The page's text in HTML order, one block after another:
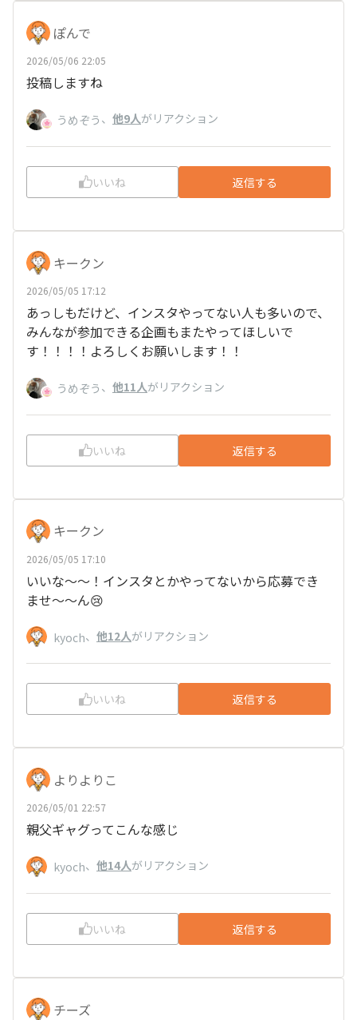
ぽんで
2026/05/06 22:05
投稿しますね
うめぞう 、 他9人がリアクション
いいね 返信する
キークン
2026/05/05 17:12
あっしもだけど、インスタやってない人も多いので、
みんなが参加できる企画もまたやってほしいで
す！！！！よろしくお願いします！！
うめぞう 、 他11人がリアクション
いいね 返信する
キークン
2026/05/05 17:10
いいな～～！インスタとかやってないから応募でき
ませ～～ん😢
kyoch、 他12人がリアクション
いいね 返信する
よりよりこ
2026/05/01 22:57
親父ギャグってこんな感じ
kyoch、 他14人がリアクション
いいね 返信する
チーズ